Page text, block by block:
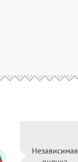
Независимая